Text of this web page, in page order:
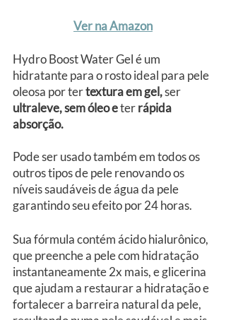
Ver na Amazon
Hydro Boost Water Gel é um
hidratante para o rosto ideal para pele
oleosa por ter textura em gel, ser
ultraleve, sem óleo e ter rápida
absorção.
Pode ser usado também em todos os
outros tipos de pele renovando os
níveis saudáveis de água da pele
garantindo seu efeito por 24 horas.
Sua fórmula contém ácido hialurônico,
que preenche a pele com hidratação
instantaneamente 2x mais, e glicerina
que ajudam a restaurar a hidratação e
fortalecer a barreira natural da pele,